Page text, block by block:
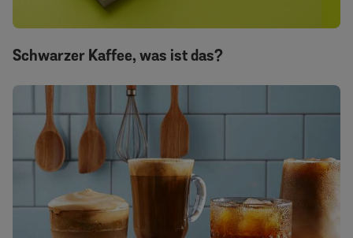
Schwarzer Kaffee, was ist das?